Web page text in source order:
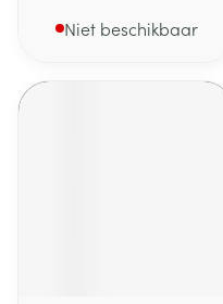
Niet beschikbaar